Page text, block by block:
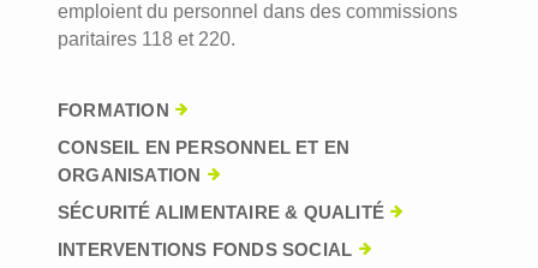
emploient du personnel dans des commissions
paritaires 118 et 220.
FORMATION
CONSEIL EN PERSONNEL ET EN
ORGANISATION
SÉCURITÉ ALIMENTAIRE & QUALITÉ
INTERVENTIONS FONDS SOCIAL